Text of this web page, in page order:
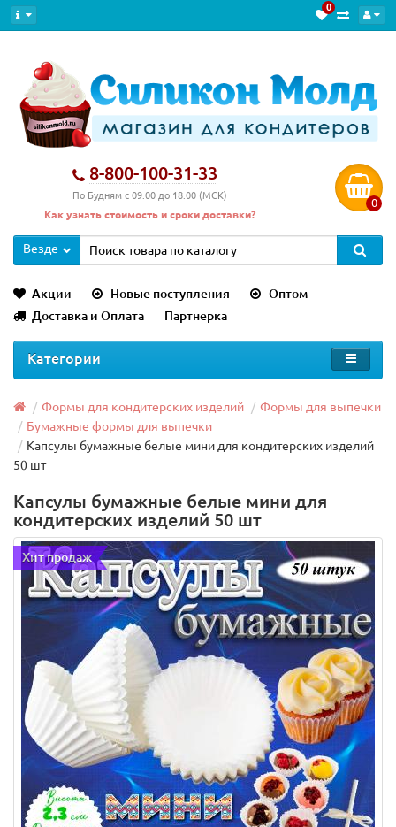
0
8-800-100-31-33
По Будням с 09:00 до 18:00 (МСК)
Как узнать стоимость и сроки доставки?
0
Везде
Акции Новые поступления
Оптом
Доставка и Оплата
Партнерка
Категории
Формы для кондитерских изделий
Формы для выпечки
Бумажные формы для выпечки
Капсулы бумажные белые мини для кондитерских изделий
50 шт
Капсулы бумажные белые мини для
кондитерских изделий 50 шт
Хит продаж